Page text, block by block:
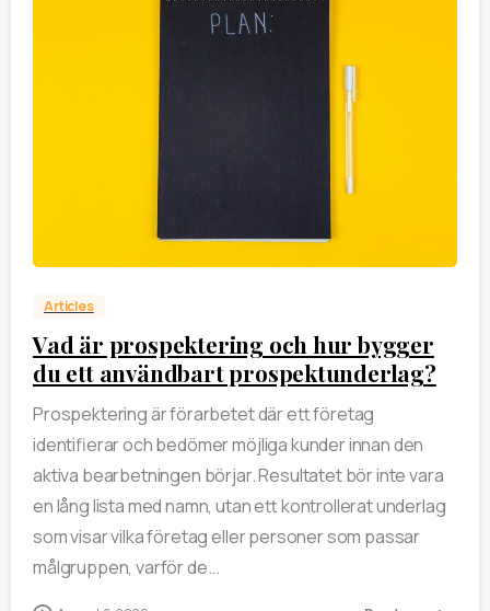
Articles
Vad är prospektering och hur bygger
du ett användbart prospektunderlag?
Prospektering är förarbetet där ett företag
identifierar och bedömer möjliga kunder innan den
aktiva bearbetningen börjar. Resultatet bör inte vara
en lång lista med namn, utan ett kontrollerat underlag
som visar vilka företag eller personer som passar
målgruppen, varför de...